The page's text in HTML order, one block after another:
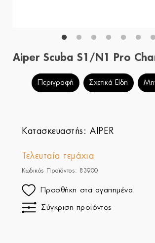
Aiper Scuba S1/N1 Pro
Περιγραφή Σχετικά Είδη
Κατασκευαστής:AIPER
Τελευταία τεμάχια
Κωδικός Προϊόντος: 83900
Προσθήκη στα αγαπημένα
Σύγκριση προϊόντος